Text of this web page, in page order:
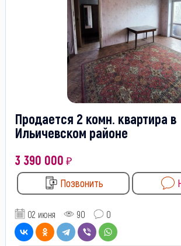
Продается 2 комн. квартира в
Ильичевском районе
3 390 000 ₽
Позвонить
02 июня 90 0